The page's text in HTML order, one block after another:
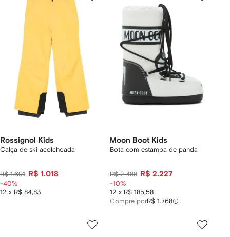
Rossignol Kids
Calça de ski acolchoada
R$ 1.691 R$ 1.018
12 x R$ 84,83
-40%
Moon Boot Kids
Bota com estampa de panda
R$ 2.488 R$ 2.227
12 x R$ 185,58
-10%
Compre porR$ 1.768